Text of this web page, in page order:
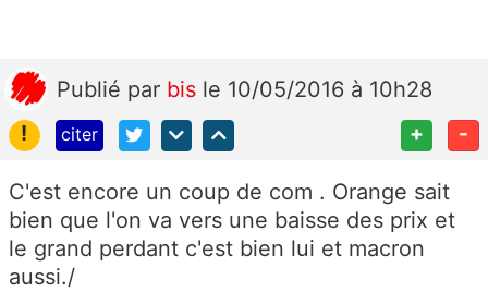
Publié par bis le 10/05/2016 à 10h28
!
citer + -
C'est encore un coup de com . Orange sait
bien que l'on va vers une baisse des prix et
le grand perdant c'est bien lui et macron
aussi./